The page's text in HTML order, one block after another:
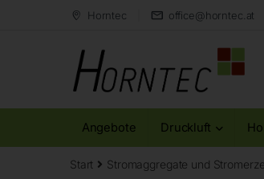
Horntec office@horntec.at
Angebote Druckluft
Start Stromaggregate und